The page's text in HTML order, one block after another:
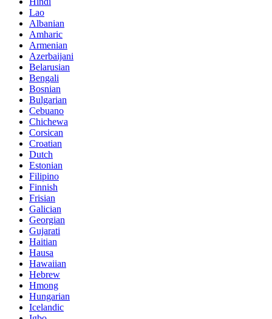
Lao
Albanian
Amharic
Armenian
Azerbaijani
Belarusian
Bengali
Bosnian
Bulgarian
Cebuano
Chichewa
Corsican
Croatian
Dutch
Estonian
Filipino
Finnish
Frisian
Galician
Georgian
Gujarati
Haitian
Hausa
Hawaiian
Hebrew
Hmong
Hungarian
Icelandic